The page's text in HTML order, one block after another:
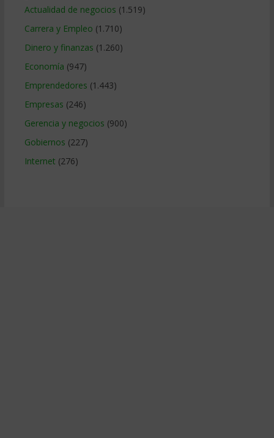
Actualidad de negocios (1.519)
Carrera y Empleo (1.710)
Dinero y finanzas (1.260)
Economía (947)
Emprendedores (1.443)
Empresas (246)
Gerencia y negocios (900)
Gobiernos (227)
Internet (276)